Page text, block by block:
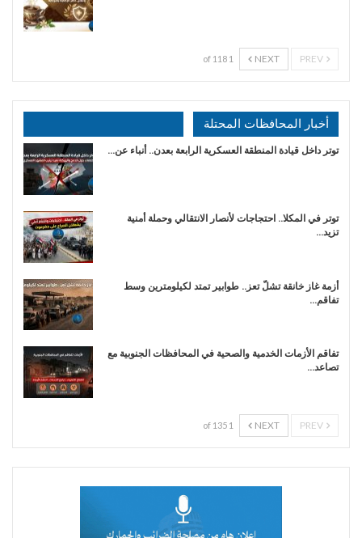
NEXT
1 of 118
أخبار المحافظات المحتلة
توتر داخل قيادة المنطقة العسكرية الرابعة بعدن.. أنباء عن…
توتر في المكلا.. احتجاجات لأنصار الانتقالي وحملة أمنية
تزيد…
أزمة غاز خانقة تشلّ تعز.. طوابير تمتد لكيلومترين وسط
تفاقم…
تفاقم الأزمات الخدمية والصحية في المحافظات الجنوبية مع
تصاعد…
NEXT
1 of 135